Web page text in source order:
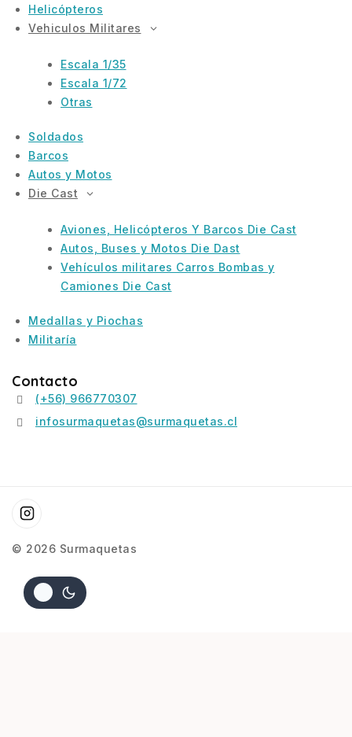
Helicópteros
Vehiculos Militares
Escala 1/35
Escala 1/72
Otras
Soldados
Barcos
Autos y Motos
Die Cast
Aviones, Helicópteros Y Barcos Die Cast
Autos, Buses y Motos Die Dast
Vehículos militares Carros Bombas y
Camiones Die Cast
Medallas y Piochas
Militaría
Contacto
(+56) 966770307
infosurmaquetas@surmaquetas.cl
© 2026 Surmaquetas